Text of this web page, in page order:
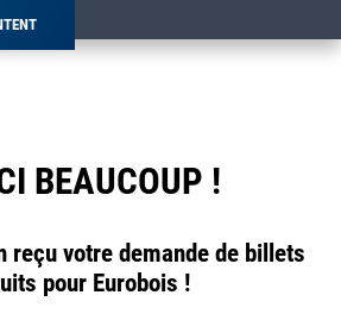
BEAUCOUP !
reçu votre demande de billets
pour Eurobois !